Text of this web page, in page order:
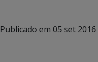
Publicado em 05 set 2016